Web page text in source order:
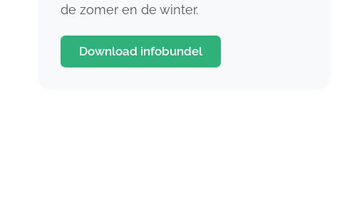
de zomer en de winter.
Download infobundel